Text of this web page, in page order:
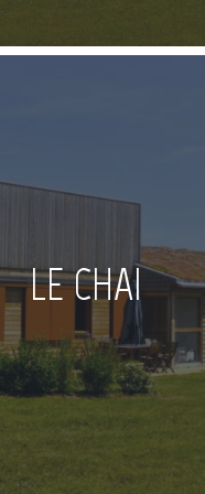
LE CHAI